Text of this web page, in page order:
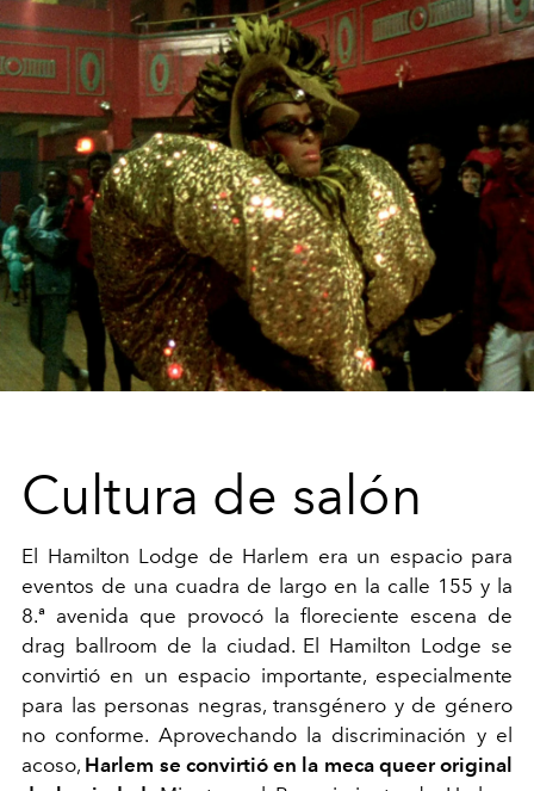
Cultura de salón
El Hamilton Lodge de Harlem era un espacio para
eventos de una cuadra de largo en la calle 155 y la
8.ª avenida que provocó la floreciente escena de
drag ballroom de la ciudad. El Hamilton Lodge se
convirtió en un espacio importante, especialmente
para las personas negras, transgénero y de género
no conforme. Aprovechando la discriminación y el
acoso, Harlem se convirtió en la meca queer original